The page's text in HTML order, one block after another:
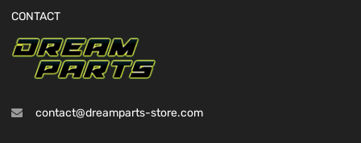
CONTACT
contact@dreamparts-store.com